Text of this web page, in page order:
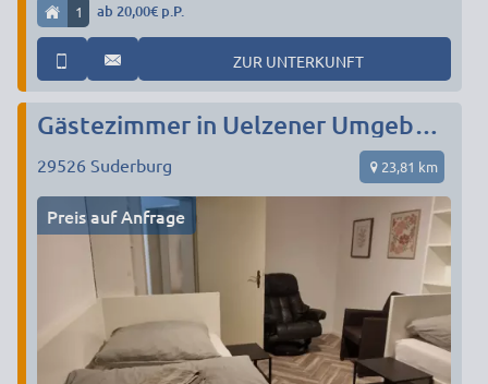
1 ab 20,00€ p.P.
ZUR UNTERKUNFT
Gästezimmer in Uelzener Umgebung
29526 Suderburg 23,81 km
Preis auf Anfrage